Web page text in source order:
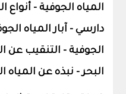
المياه الجوفية - أنواع
دارسي - آبار المياه
الجوفية - التنقيب عن
البحر - نبذه عن المياه